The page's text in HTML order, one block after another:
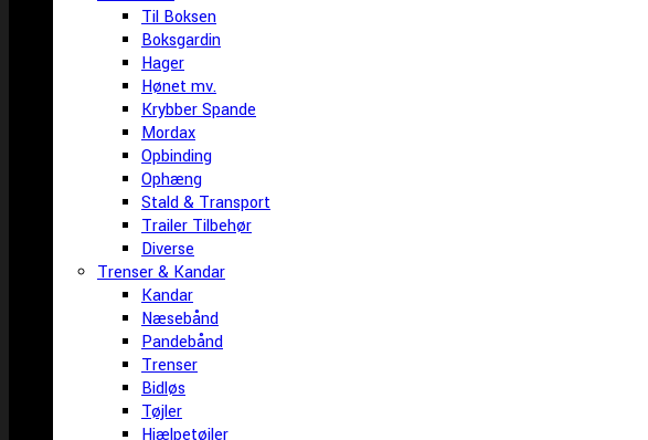
Til Boksen
Boksgardin
Hager
Hønet mv.
Krybber Spande
Mordax
Opbinding
Ophæng
Stald & Transport
Trailer Tilbehør
Diverse
Trenser & Kandar
Kandar
Næsebånd
Pandebånd
Trenser
Bidløs
Tøjler
Hjælpetøjler